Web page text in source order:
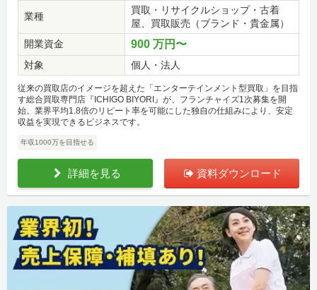
業種
買取・リサイクルショップ・古着
屋、買取販売（ブランド・貴金属）
開業資金
900 万円〜
対象 個人・法人
従来の買取店のイメージを超えた「エンターテインメント型買取」を目指
す総合買取専門店『ICHIGO BIYORI』が、フランチャイズ1次募集を開
始。業界平均1.8倍のリピート率を可能にした独自の仕組みにより、安定
収益を実現できるビジネスです。
年収1000万を目指せる
詳細を見る 資料ダウンロード